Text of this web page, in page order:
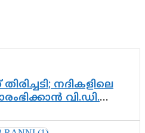
നദികളിലെ
വി.ഡി.